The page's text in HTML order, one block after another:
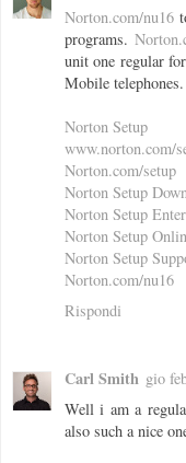
Norton.com/nu16
programs.
unit one regular
Mobile telephones.
Norton Setup
www.norton.com/
Norton.com/setup
Norton Setup
Norton Setup
Norton Setup
Norton Setup
Norton.com/nu16
Rispondi
Carl Smith gio
Well i am a
also such a nice